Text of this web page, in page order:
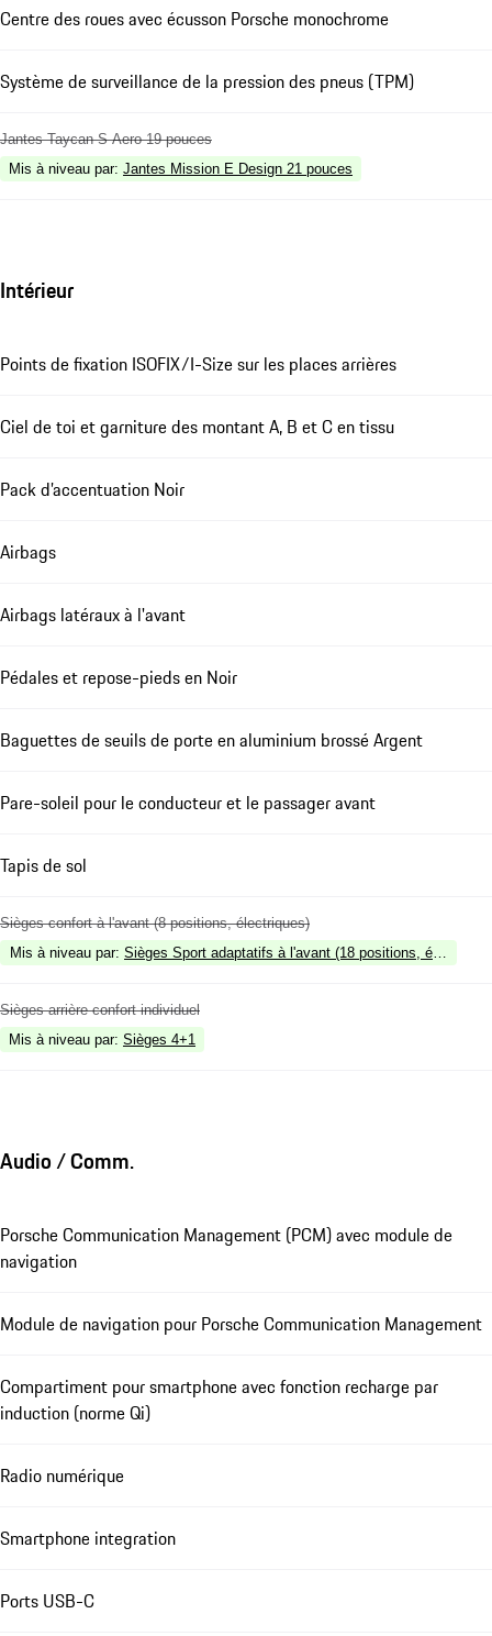
Centre des roues avec écusson Porsche monochrome
Système de surveillance de la pression des pneus (TPM)
Jantes Taycan S Aero 19 pouces
Mis à niveau par: Jantes Mission E Design 21 pouces
Intérieur
Points de fixation ISOFIX/I-Size sur les places arrières
Ciel de toi et garniture des montant A, B et C en tissu
Pack d’accentuation Noir
Airbags
Airbags latéraux à l'avant
Pédales et repose-pieds en Noir
Baguettes de seuils de porte en aluminium brossé Argent
Pare-soleil pour le conducteur et le passager avant
Tapis de sol
Sièges confort à l'avant (8 positions, électriques)
Mis à niveau par: Sièges Sport adaptatifs à l'avant (18 positions,
Sièges arrière confort individuel
Mis à niveau par: Sièges 4+1
Audio / Comm.
Porsche Communication Management (PCM) avec module de
navigation
Module de navigation pour Porsche Communication Management
Compartiment pour smartphone avec fonction recharge par
induction (norme Qi)
Radio numérique
Smartphone integration
Ports USB-C